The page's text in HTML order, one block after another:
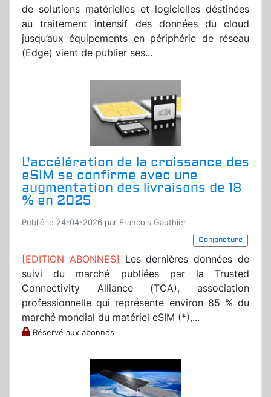
de solutions matérielles et logicielles déstinées
au traitement intensif des données du cloud
jusqu’aux équipements en périphérie de réseau
(Edge) vient de publier ses...
L'accélération de la croissance des
eSIM se confirme avec une
augmentation des livraisons de 18
% en 2025
Publié le 24-04-2026 par Francois Gauthier
Conjoncture
[EDITION ABONNES] Les dernières données de
suivi du marché publiées par la Trusted
Connectivity Alliance (TCA), association
professionnelle qui représente environ 85 % du
marché mondial du matériel eSIM (*),...
Réservé aux abonnés